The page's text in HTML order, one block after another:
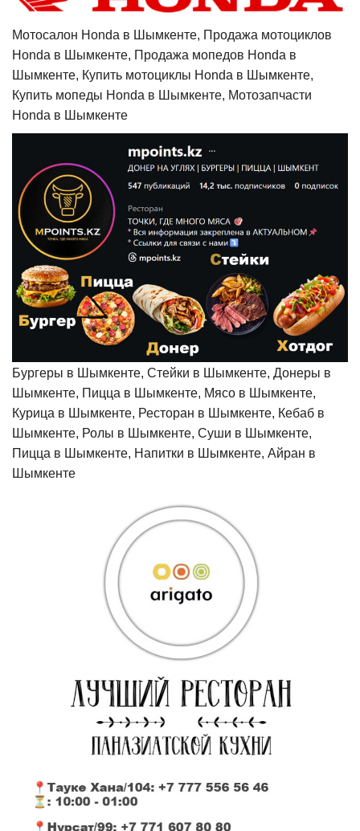
Мотосалон Honda в Шымкенте, Продажа мотоциклов
Honda в Шымкенте, Продажа мопедов Honda в
Шымкенте, Купить мотоциклы Honda в Шымкенте,
Купить мопеды Honda в Шымкенте, Мотозапчасти
Honda в Шымкенте
Бургеры в Шымкенте, Стейки в Шымкенте, Донеры в
Шымкенте, Пицца в Шымкенте, Мясо в Шымкенте,
Курица в Шымкенте, Ресторан в Шымкенте, Кебаб в
Шымкенте, Ролы в Шымкенте, Суши в Шымкенте,
Пицца в Шымкенте, Напитки в Шымкенте, Айран в
Шымкенте